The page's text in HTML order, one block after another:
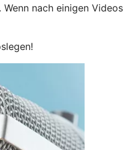
nach einigen